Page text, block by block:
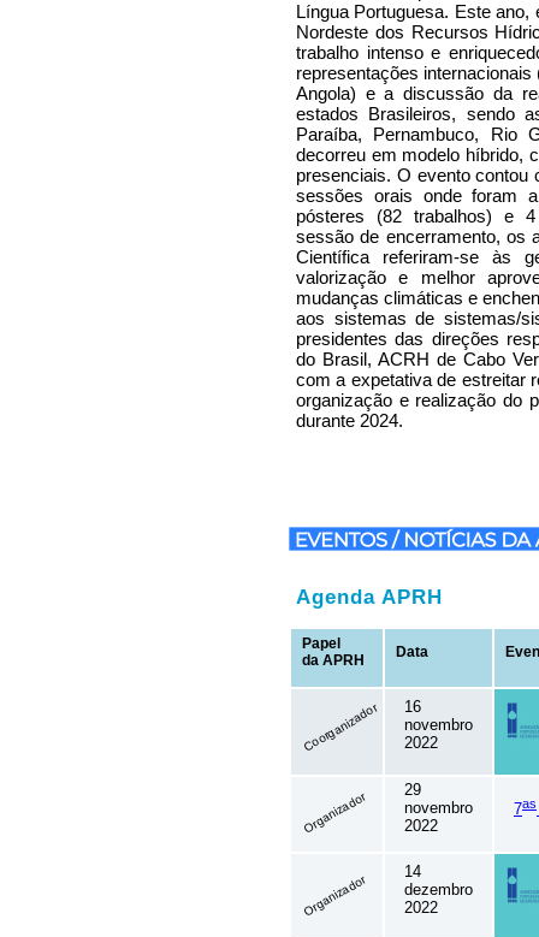
Língua Portuguesa. Este
Nordeste dos Recursos
trabalho intenso e
representações
Angola) e a discussão da
estados Brasileiros, sendo
Paraíba, Pernambuco, Rio
decorreu em modelo híbrido,
presenciais. O evento
sessões orais onde foram
pósteres (82 trabalhos) e 4
sessão de encerramento, os
Científica referiram-se às
valorização e melhor
mudanças climáticas e
aos sistemas de sistemas/
presidentes das direções
do Brasil, ACRH de Cabo
com a expetativa de estreitar
organização e realização do
durante 2024.
Agenda APRH
Papel
da APRH
Data
Coorganizador
16
novembro
2022
Organizador
29
novembro
2022
7as
Organizador
14
dezembro
2022